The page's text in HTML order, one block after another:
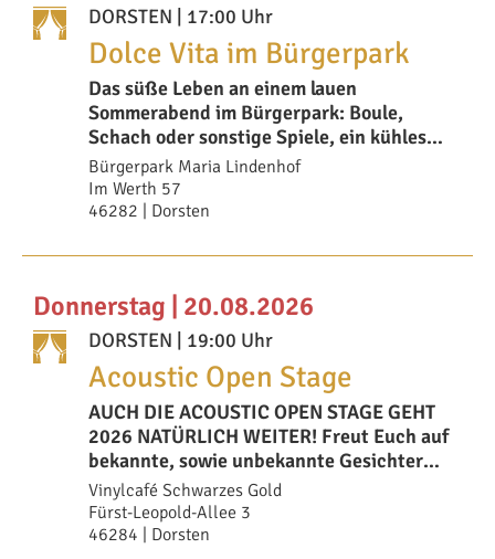
DORSTEN | 17:00 Uhr
Dolce Vita im Bürgerpark
Das süße Leben an einem lauen
Sommerabend im Bürgerpark: Boule,
Schach oder sonstige Spiele, ein kühles
Getränk dazu, vi
Bürgerpark Maria Lindenhof
Im Werth 57
46282 | Dorsten
Donnerstag | 20.08.2026
DORSTEN | 19:00 Uhr
Acoustic Open Stage
AUCH DIE ACOUSTIC OPEN STAGE GEHT
2026 NATÜRLICH WEITER! Freut Euch auf
bekannte, sowie unbekannte Gesichter
auf uns
Vinylcafé Schwarzes Gold
Fürst-Leopold-Allee 3
46284 | Dorsten